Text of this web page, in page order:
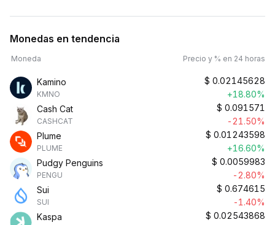
Monedas en tendencia
Moneda Precio y % en 24 horas
Kamino
KMNO
$ 0.02145628
+18.80%
Cash Cat
CASHCAT
$ 0.091571
-21.50%
Plume
PLUME
$ 0.01243598
+16.60%
Pudgy Penguins
PENGU
$ 0.0059983
-2.80%
Sui
SUI
$ 0.674615
-1.40%
Kaspa
$ 0.02543868